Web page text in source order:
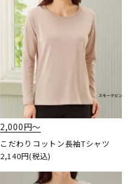
2,000円〜
こだわりコットン長袖Tシャツ
2,140円(税込)